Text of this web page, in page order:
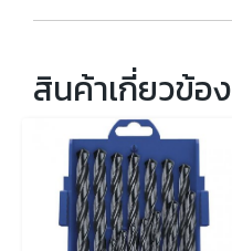
สินค้าเกี่ยวข้อง